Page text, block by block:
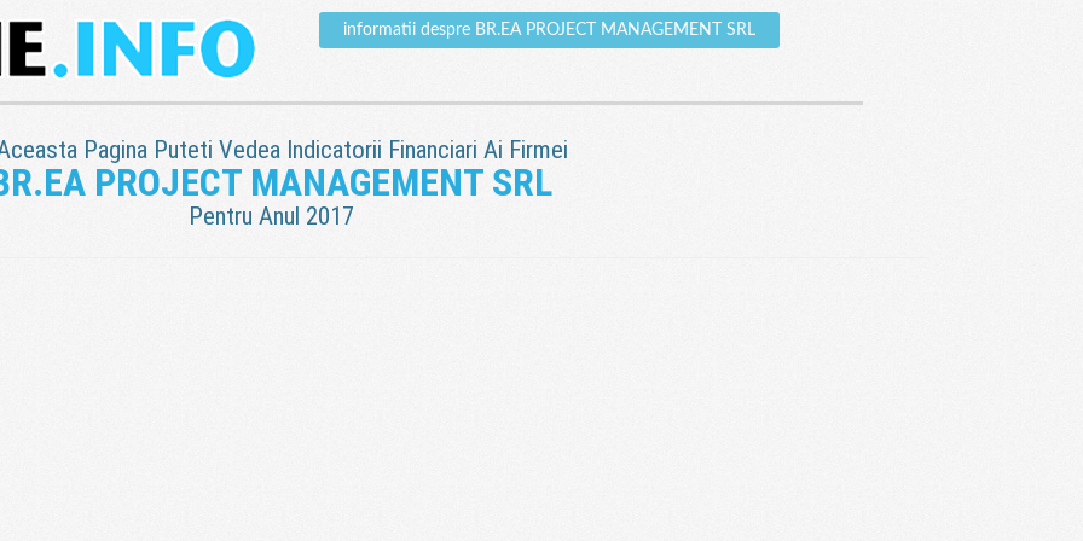
informatii despre BR.EA PROJECT MANAGEMENT SRL
Pagina Puteti Vedea Indicatorii Financiari Ai Firmei
PROJECT MANAGEMENT SRL
Pentru Anul 2017